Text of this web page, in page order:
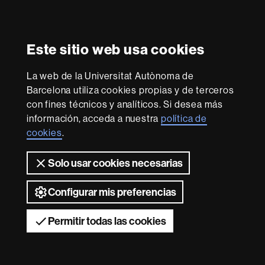
Este sitio web usa cookies
La web de la Universitat Autònoma de
Barcelona utiliza cookies propias y de terceros
con fines técnicos y analíticos. Si desea más
información, acceda a nuestrapolítica de
cookies.
Solo usar cookies necesarias
Configurar mis preferencias
Permitir todas las cookies
Excellence
Research
-
Euraxess
Con la financiación de
Sobre
esta
web Aviso legal Protección de datos
web
Accesibilidad web Mapa del web UAB
2026 Universitat Autònoma de Barcelona